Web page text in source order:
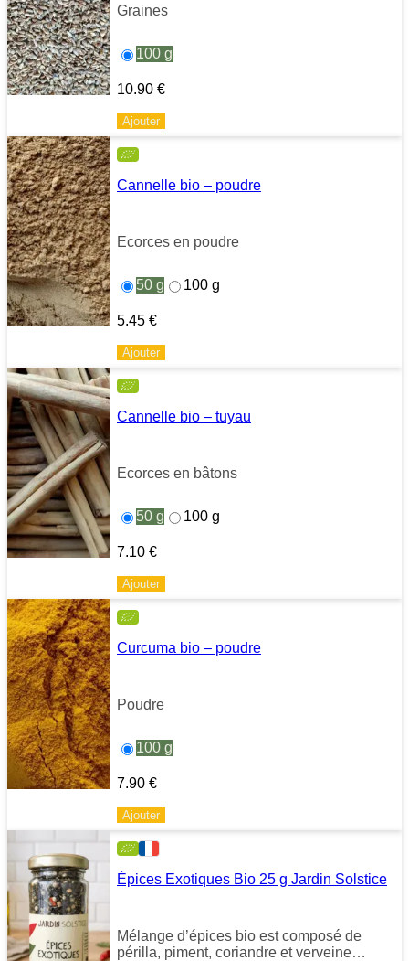
Graines
100 g
10.90 €
Ajouter
Cannelle bio – poudre
Ecorces en poudre
50 g 100 g
5.45 €
Ajouter
Cannelle bio – tuyau
Ecorces en bâtons
50 g 100 g
7.10 €
Ajouter
Curcuma bio – poudre
Poudre
100 g
7.90 €
Ajouter
Épices Exotiques Bio 25 g Jardin Solstice
Mélange d’épices bio est composé de
périlla, piment, coriandre et verveine